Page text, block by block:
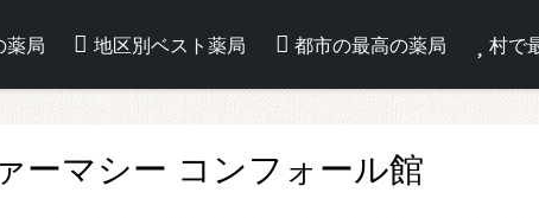
薬局 地区別ベスト薬局 都市の最高の薬局 村で
ーマシー コンフォール館